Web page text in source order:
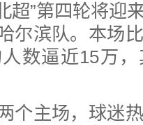
”第四轮将迎
尔滨队。本场
数逼近15万
主场，球迷热